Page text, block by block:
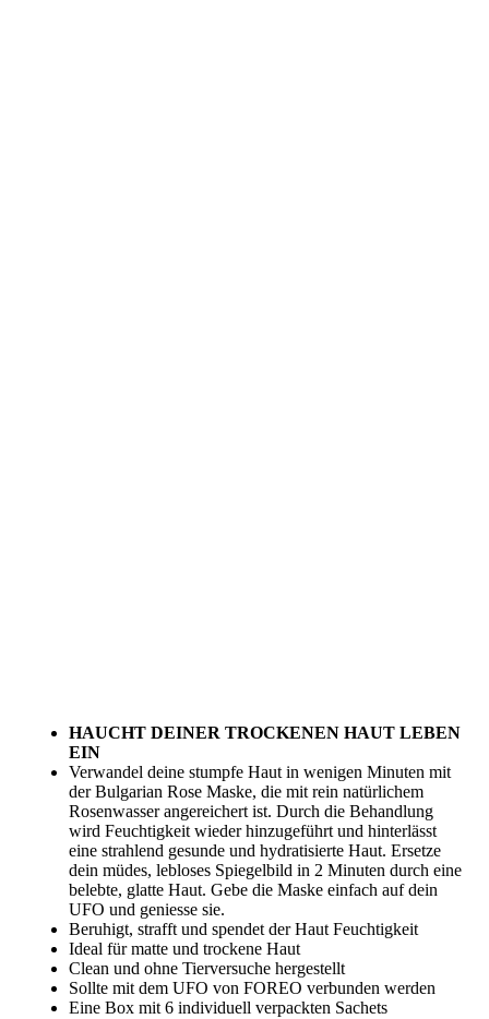
HAUCHT DEINER TROCKENEN HAUT LEBEN
EIN
Verwandel deine stumpfe Haut in wenigen Minuten mit
der Bulgarian Rose Maske, die mit rein natürlichem
Rosenwasser angereichert ist. Durch die Behandlung
wird Feuchtigkeit wieder hinzugeführt und hinterlässt
eine strahlend gesunde und hydratisierte Haut. Ersetze
dein müdes, lebloses Spiegelbild in 2 Minuten durch eine
belebte, glatte Haut. Gebe die Maske einfach auf dein
UFO und geniesse sie.
Beruhigt, strafft und spendet der Haut Feuchtigkeit
Ideal für matte und trockene Haut
Clean und ohne Tierversuche hergestellt
Sollte mit dem UFO von FOREO verbunden werden
Eine Box mit 6 individuell verpackten Sachets